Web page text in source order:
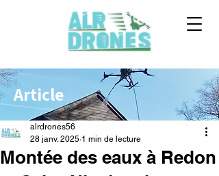
Article
Montée des eaux à Redon
alrdrones56
28 janv. 2025 1 min de lecture